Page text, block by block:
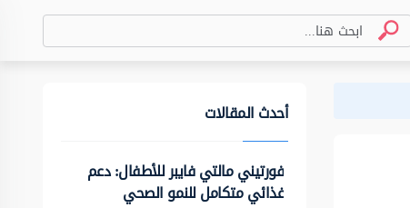
أحدث المقالات
فورتيني مالتي فايبر للأطفال: دعم
غذائي متكامل للنمو الصحي